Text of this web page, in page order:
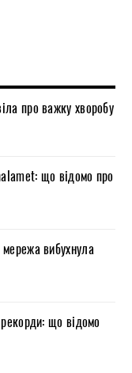
про важку хворобу
що відомо про
вибухнула
що відомо